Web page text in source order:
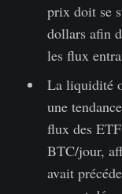
prix doit se
dollars afin
les flux
La liquidité
une
flux des
BTC/jour,
avait